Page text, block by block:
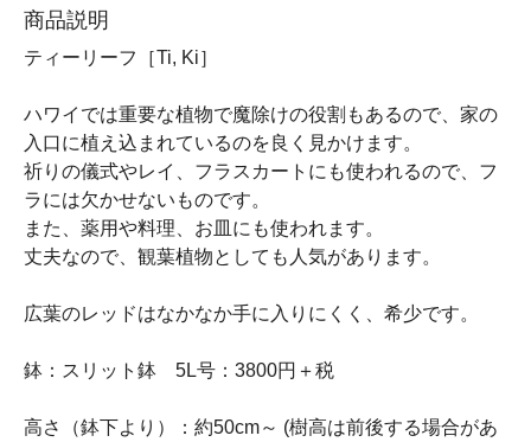
商品説明
ティーリーフ［Ti, Ki］
ハワイでは重要な植物で魔除けの役割もあるので、家の
入口に植え込まれているのを良く見かけます。
祈りの儀式やレイ、フラスカートにも使われるので、フ
ラには欠かせないものです。
また、薬用や料理、お皿にも使われます。
丈夫なので、観葉植物としても人気があります。
広葉のレッドはなかなか手に入りにくく、希少です。
鉢：スリット鉢 5L号：3800円＋税
高さ（鉢下より）：約50cm～ (樹高は前後する場合があ